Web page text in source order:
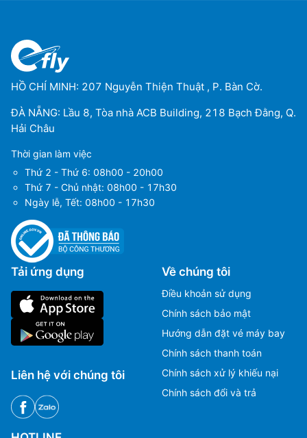
Sân bay Nepalganj
Phaplu Airport
Simikot Airport
Sân bay Tumlingtar
HỒ CHÍ MINH: 207 Nguyễn Thiện Thuật , P. Bàn Cờ.
ĐÀ NẴNG: Lầu 8, Tòa nhà ACB Building, 218 Bạch Đằng, Q.
Hải Châu
Thời gian làm việc
Thứ 2 - Thứ 6: 08h00 - 20h00
Thứ 7 - Chủ nhật: 08h00 - 17h30
Ngày lễ, Tết: 08h00 - 17h30
Tải ứng dụng
Liên hệ với chúng tôi
Về chúng tôi
Điều khoản sử dụng
Chính sách bảo mật
Hướng dẫn đặt vé máy bay
Chính sách thanh toán
Chính sách xử lý khiếu nại
Chính sách đổi và trả